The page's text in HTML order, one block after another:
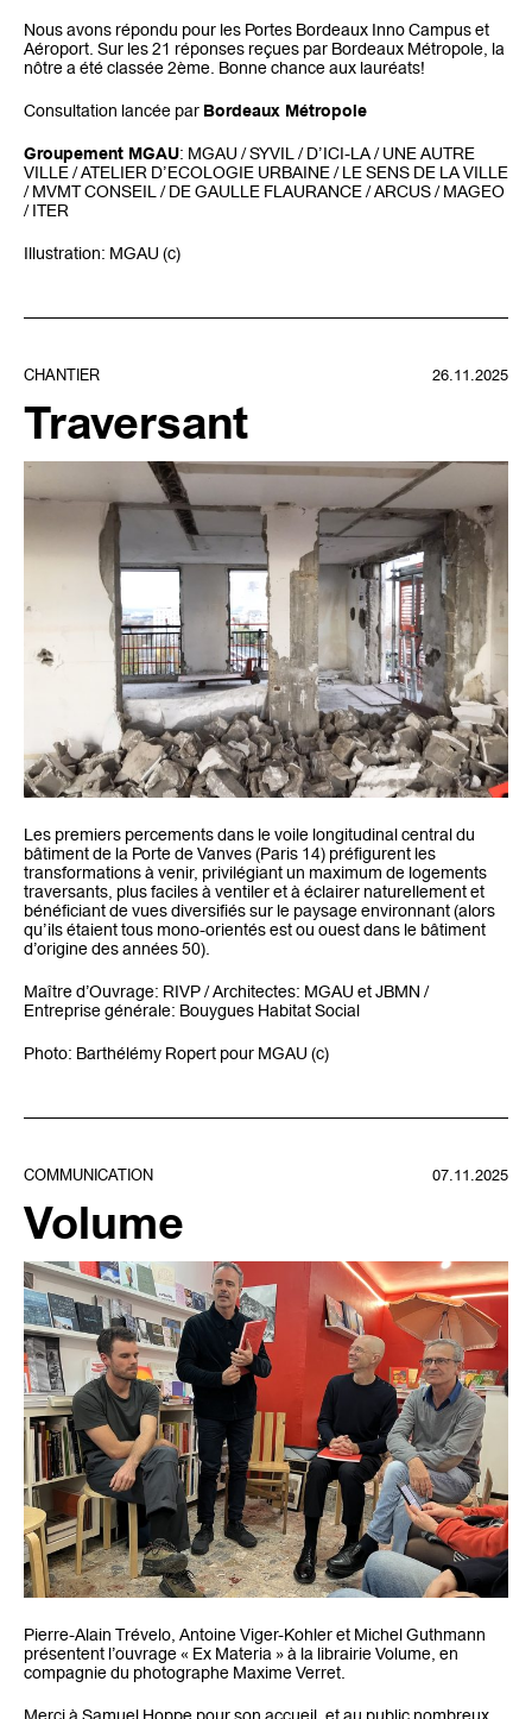
Nous avons répondu pour les Portes Bordeaux Inno Campus et
Aéroport. Sur les 21 réponses reçues par Bordeaux Métropole, la
nôtre a été classée 2ème. Bonne chance aux lauréats!
Consultation lancée par Bordeaux Métropole
Groupement MGAU: MGAU / SYVIL / D’ICI-LA / UNE AUTRE
VILLE / ATELIER D’ECOLOGIE URBAINE / LE SENS DE LA VILLE
/ MVMT CONSEIL / DE GAULLE FLAURANCE / ARCUS / MAGEO
/ ITER
Illustration: MGAU (c)
CHANTIER 26.11.2025
Traversant
Les premiers percements dans le voile longitudinal central du
bâtiment de la Porte de Vanves (Paris 14) préfigurent les
transformations à venir, privilégiant un maximum de logements
traversants, plus faciles à ventiler et à éclairer naturellement et
bénéficiant de vues diversifiés sur le paysage environnant (alors
qu’ils étaient tous mono-orientés est ou ouest dans le bâtiment
d’origine des années 50).
Maître d’Ouvrage: RIVP / Architectes: MGAU et JBMN /
Entreprise générale: Bouygues Habitat Social
Photo: Barthélémy Ropert pour MGAU (c)
COMMUNICATION 07.11.2025
Volume
Pierre-Alain Trévelo, Antoine Viger-Kohler et Michel Guthmann
présentent l’ouvrage « Ex Materia » à la librairie Volume, en
compagnie du photographe Maxime Verret.